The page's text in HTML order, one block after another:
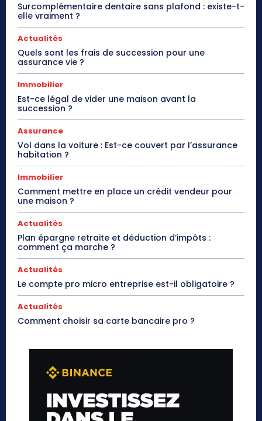
Surcomplémentaire dentaire sans plafond : existe-t-
elle vraiment ?
Actualités
Quels sont les frais de succession pour une
assurance vie ?
Immobilier
Est-ce légal de vider une maison avant la
succession ?
Assurance
Vol dans la voiture : Est-ce couvert par l’assurance
habitation ?
Immobilier
Comment mettre en place un crédit vendeur pour
une maison ?
Actualités
Plan épargne retraite et déduction d’impôts :
comment ça marche ?
Actualités
Le compte pro micro entreprise est-il obligatoire ?
Actualités
Comment choisir sa carte bancaire pro ?